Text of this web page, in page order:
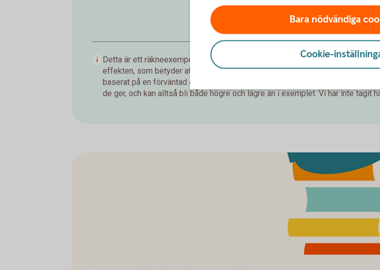
Inte kund än?Blikund
Detta är ett räkneexempel som visar hur ditt månadssparande i fonder skulle
effekten, som betyder att du tjänar pengar både på de pengar du själv satt in
baserat på en förväntad årsavkastning. Den faktiska avkastningen beror på
de ger, och kan alltså bli både högre och lägre än i exemplet. Vi har inte tagit
Bara nödvändiga
Cookie-